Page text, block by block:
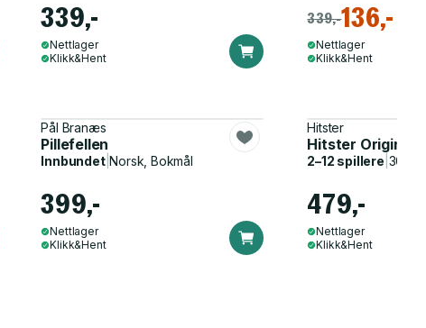
339,-
Nettlager
Klikk&Hent
339,-136,-
Nettlager
Klikk&Hent
Pål Branæs
Pillefellen
Innbundet|Norsk, Bokmål
399,-
Nettlager
Klikk&Hent
Hitster
Hitster Original
2–12 spillere
479,-
Nettlager
Klikk&Hent